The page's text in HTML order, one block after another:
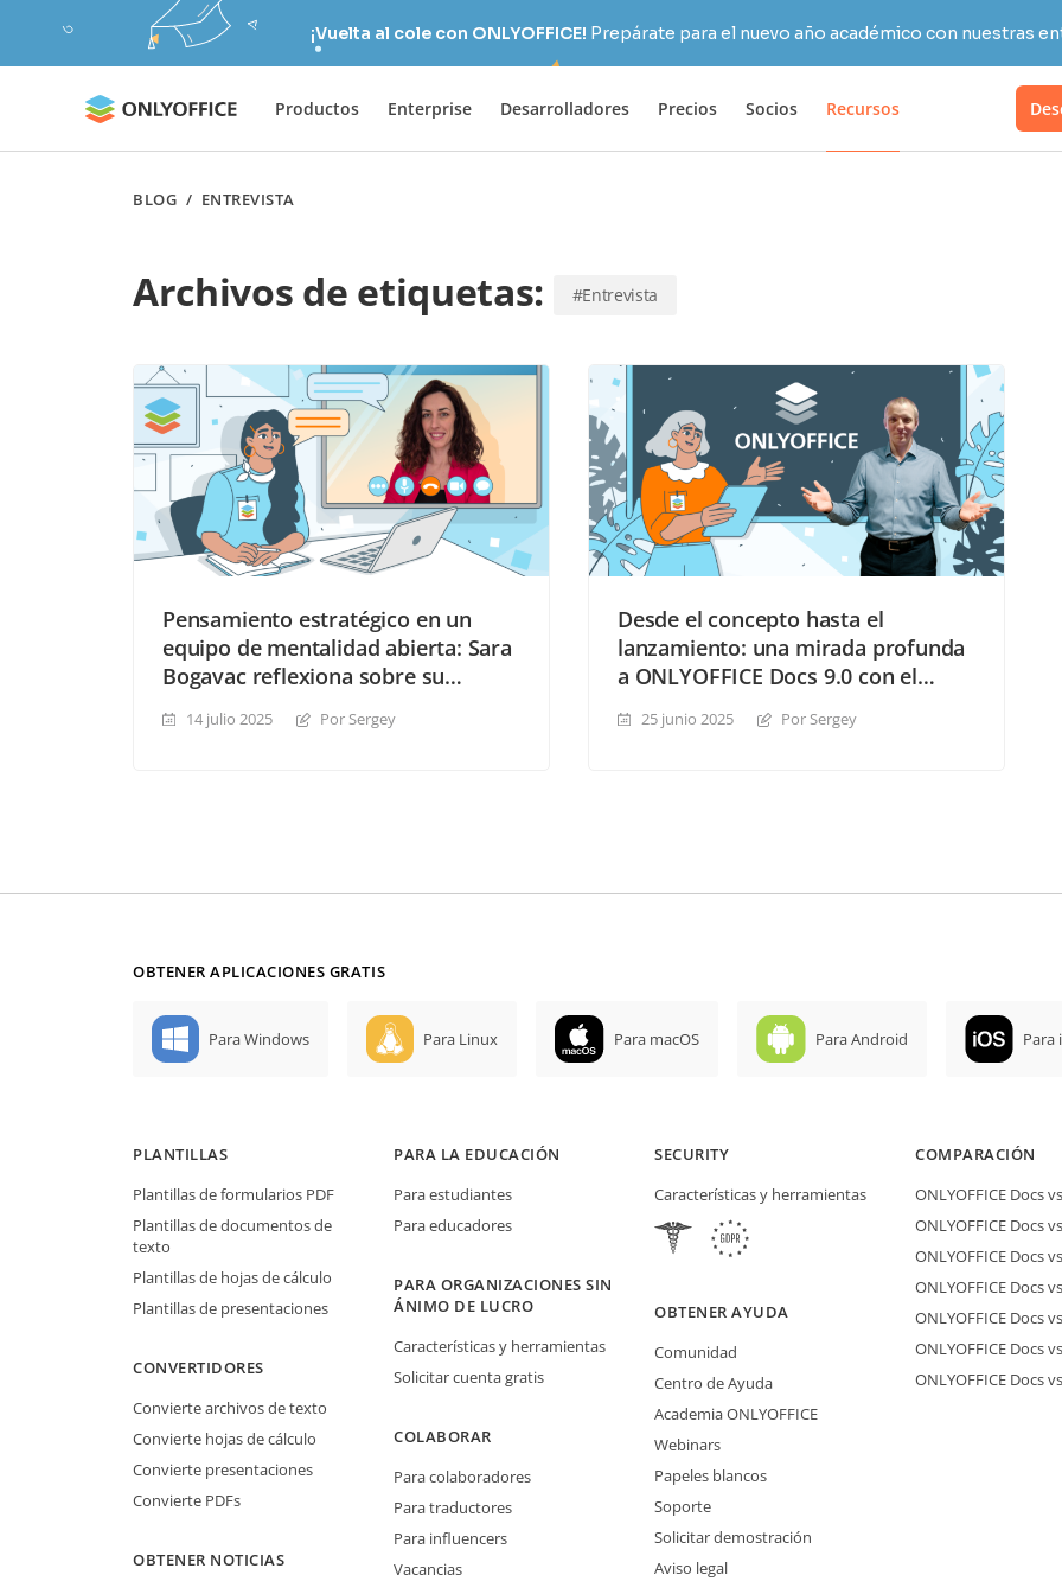
¡Vuelta al cole con ONLYOFFICE! Prepárate para el nuevo año académico con nuestras
Productos Enterprise Desarrolladores Precios Socios Recursos
BLOG / ENTREVISTA
Archivos de etiquetas: #Entrevista
Pensamiento estratégico en un
equipo de mentalidad abierta: Sara
Bogavac reflexiona sobre su
ONLYOFFICE
14 julio 2025 Por Sergey
Desde el concepto hasta el
lanzamiento: una mirada profunda
a ONLYOFFICE Docs 9.0 con el
25 junio 2025 Por Sergey
OBTENER APLICACIONES GRATIS
Para Windows Para Linux Para macOS Para Android Para
PLANTILLAS
Plantillas de formularios PDF
Plantillas de documentos de
texto
Plantillas de hojas de cálculo
Plantillas de presentaciones
CONVERTIDORES
Convierte archivos de texto
Convierte hojas de cálculo
Convierte presentaciones
Convierte PDFs
OBTENER NOTICIAS
PARA LA EDUCACIÓN
Para estudiantes
Para educadores
PARA ORGANIZACIONES SIN
ÁNIMO DE LUCRO
Características y herramientas
Solicitar cuenta gratis
COLABORAR
Para colaboradores
Para traductores
Para influencers
Vacancias
SECURITY
Características y herramientas
OBTENER AYUDA
Comunidad
Centro de Ayuda
Academia ONLYOFFICE
Webinars
Papeles blancos
Soporte
Solicitar demostración
Aviso legal
COMPARACIÓN
ONLYOFFICE Docs
ONLYOFFICE Docs
ONLYOFFICE Docs
ONLYOFFICE Docs
ONLYOFFICE Docs
ONLYOFFICE Docs
ONLYOFFICE Docs